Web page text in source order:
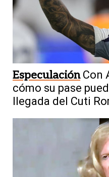
Especulación Con
cómo su pase
llegada del Cuti